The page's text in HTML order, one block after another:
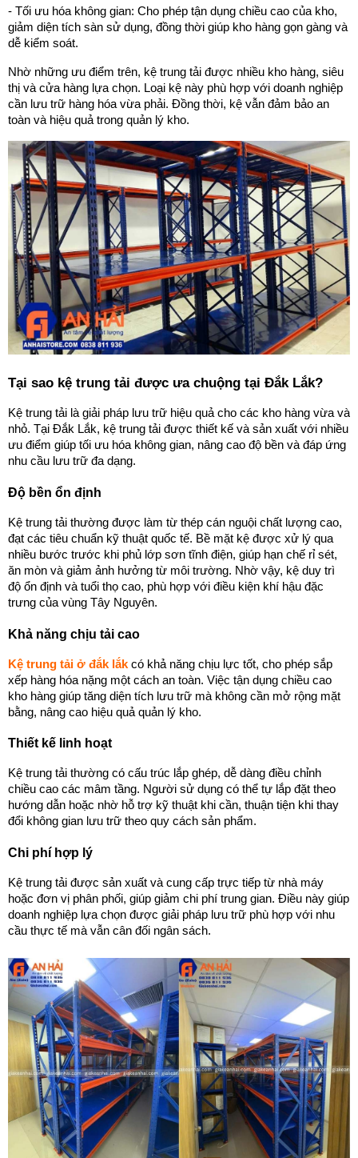
- Tối ưu hóa không gian: Cho phép tận dụng chiều cao của kho,
giảm diện tích sàn sử dụng, đồng thời giúp kho hàng gọn gàng và
dễ kiểm soát.
Nhờ những ưu điểm trên, kệ trung tải được nhiều kho hàng, siêu
thị và cửa hàng lựa chọn. Loại kệ này phù hợp với doanh nghiệp
cần lưu trữ hàng hóa vừa phải. Đồng thời, kệ vẫn đảm bảo an
toàn và hiệu quả trong quản lý kho.
Tại sao kệ trung tải được ưa chuộng tại Đắk Lắk?
Kệ trung tải là giải pháp lưu trữ hiệu quả cho các kho hàng vừa và
nhỏ. Tại Đắk Lắk, kệ trung tải được thiết kế và sản xuất với nhiều
ưu điểm giúp tối ưu hóa không gian, nâng cao độ bền và đáp ứng
nhu cầu lưu trữ đa dạng.
Độ bền ổn định
Kệ trung tải thường được làm từ thép cán nguội chất lượng cao,
đạt các tiêu chuẩn kỹ thuật quốc tế. Bề mặt kệ được xử lý qua
nhiều bước trước khi phủ lớp sơn tĩnh điện, giúp hạn chế rỉ sét,
ăn mòn và giảm ảnh hưởng từ môi trường. Nhờ vậy, kệ duy trì
độ ổn định và tuổi thọ cao, phù hợp với điều kiện khí hậu đặc
trưng của vùng Tây Nguyên.
Khả năng chịu tải cao
Kệ trung tải ở đắk lắk có khả năng chịu lực tốt, cho phép sắp
xếp hàng hóa nặng một cách an toàn. Việc tận dụng chiều cao
kho hàng giúp tăng diện tích lưu trữ mà không cần mở rộng mặt
bằng, nâng cao hiệu quả quản lý kho.
Thiết kế linh hoạt
Kệ trung tải thường có cấu trúc lắp ghép, dễ dàng điều chỉnh
chiều cao các mâm tầng. Người sử dụng có thể tự lắp đặt theo
hướng dẫn hoặc nhờ hỗ trợ kỹ thuật khi cần, thuận tiện khi thay
đổi không gian lưu trữ theo quy cách sản phẩm.
Chi phí hợp lý
Kệ trung tải được sản xuất và cung cấp trực tiếp từ nhà máy
hoặc đơn vị phân phối, giúp giảm chi phí trung gian. Điều này giúp
doanh nghiệp lựa chọn được giải pháp lưu trữ phù hợp với nhu
cầu thực tế mà vẫn cân đối ngân sách.